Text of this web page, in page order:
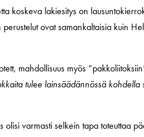
koskeva lakiesitys on
perustelut ovat samankaltaisia kuin
mahdollisuus myös
tulee lainsäädännössä
olisi varmasti selkein tapa toteuttaa